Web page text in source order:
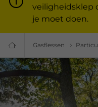
veiligheidsklep
je moet doen.
Gas
voor
particulieren
en
professionals
|
Primagaz
Gasflessen